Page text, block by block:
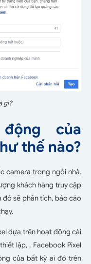
gì?
của
thế nào?
camera trong ngôi nhà.
khách hàng truy cập
đó sẽ phân tích, báo cáo
dựa trên hoạt động cài
lập, , Facebook Pixel
của bất kỳ ai đó trên